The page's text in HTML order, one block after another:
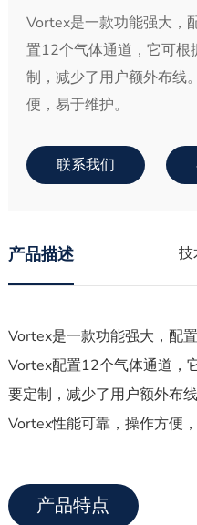
Vortex是一款功能强大，
置12个气体通道，它可根
制，减少了用户额外布线
便，易于维护。
联系我们
产品描述 技
Vortex是一款功能强大，配置
Vortex配置12个气体通道，
要定制，减少了用户额外布线
Vortex性能可靠，操作方便，
产品特点